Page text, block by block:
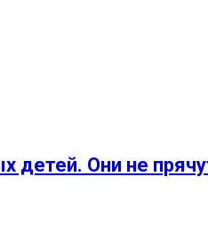
детей. Они не